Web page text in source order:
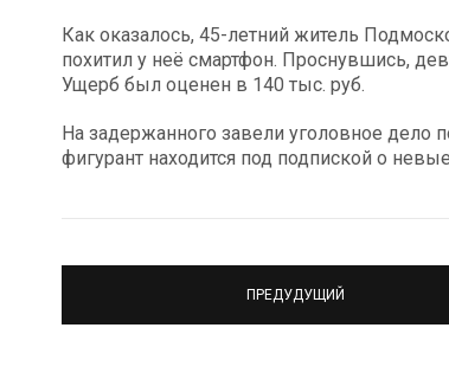
Как оказалось, 45-летний житель
похитил у неё смартфон. Проснувшись,
Ущерб был оценен в 140 тыс. руб.
На задержанного завели уголовное дело
фигурант находится под подпиской о
ПРЕДУДУЩИЙ